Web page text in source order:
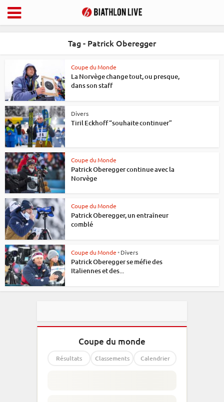
Tag - Patrick Oberegger
Coupe du Monde
La Norvège change tout, ou presque,
dans son staff
Divers
Tiril Eckhoff “souhaite continuer”
Coupe du Monde
Patrick Oberegger continue avec la
Norvège
Coupe du Monde
Patrick Oberegger, un entraîneur
comblé
Coupe du Monde•Divers
Patrick Oberegger se méfie des
Italiennes et des...
Coupe du monde
Résultats Classements Calendrier